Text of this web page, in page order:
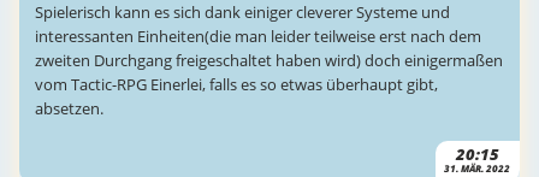
20:15
31. MÄR. 2022
Spielerisch kann es sich dank einiger cleverer Systeme und
interessanten Einheiten(die man leider teilweise erst nach dem
zweiten Durchgang freigeschaltet haben wird) doch einigermaßen
vom Tactic-RPG Einerlei, falls es so etwas überhaupt gibt,
absetzen.